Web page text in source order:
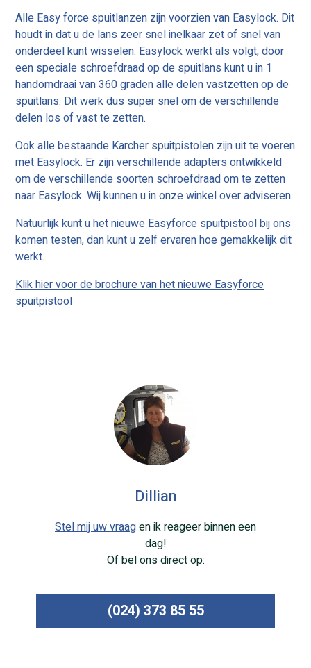
Alle Easy force spuitlanzen zijn voorzien van Easylock. Dit
houdt in dat u de lans zeer snel inelkaar zet of snel van
onderdeel kunt wisselen. Easylock werkt als volgt, door
een speciale schroefdraad op de spuitlans kunt u in 1
handomdraai van 360 graden alle delen vastzetten op de
spuitlans. Dit werk dus super snel om de verschillende
delen los of vast te zetten.
Ook alle bestaande Karcher spuitpistolen zijn uit te voeren
met Easylock. Er zijn verschillende adapters ontwikkeld
om de verschillende soorten schroefdraad om te zetten
naar Easylock. Wij kunnen u in onze winkel over adviseren.
Natuurlijk kunt u het nieuwe Easyforce spuitpistool bij ons
komen testen, dan kunt u zelf ervaren hoe gemakkelijk dit
werkt.
Klik hier voor de brochure van het nieuwe Easyforce
spuitpistool
Dillian
Stel mij uw vraagen ik reageer binnen een
dag!
Of bel ons direct op:
(024) 373 85 55